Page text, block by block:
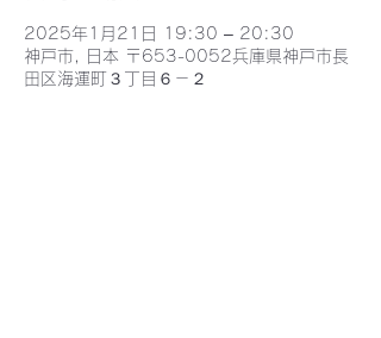
2025年1月21日 19:30 – 20:30
神戸市, 日本 〒653-0052兵庫県神戸市長
田区海運町３丁目６－２